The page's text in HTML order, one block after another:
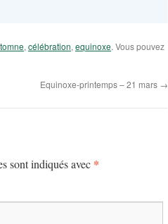
, célébration, equinoxe. Vous pouvez
Equinoxe-printemps – 21 mars →
sont indiqués avec *